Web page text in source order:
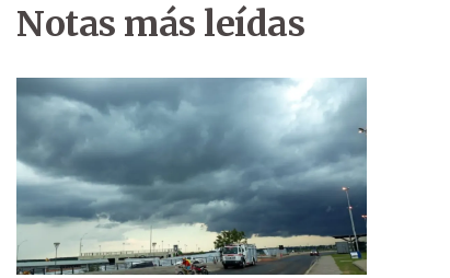
Notas más leídas